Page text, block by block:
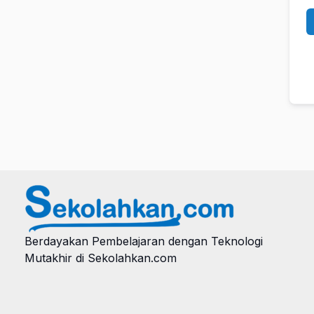
Berdayakan Pembelajaran dengan Teknologi
Mutakhir di Sekolahkan.com